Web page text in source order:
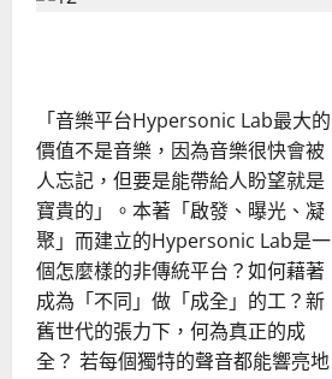
人」
「音樂平台Hypersonic Lab最大的
價值不是音樂，因為音樂很快會被
人忘記，但要是能帶給人盼望就是
寶貴的」。本著「啟發、曝光、凝
聚」而建立的Hypersonic Lab是一
個怎麼樣的非傳統平台？如何藉著
成為「不同」做「成全」的工？新
舊世代的張力下，何為真正的成
全？ 若每個獨特的聲音都能響亮地